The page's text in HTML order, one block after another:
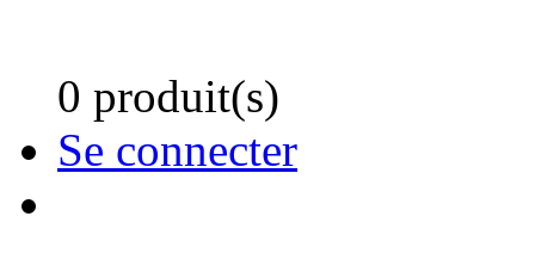
0 produit(s)
Se connecter